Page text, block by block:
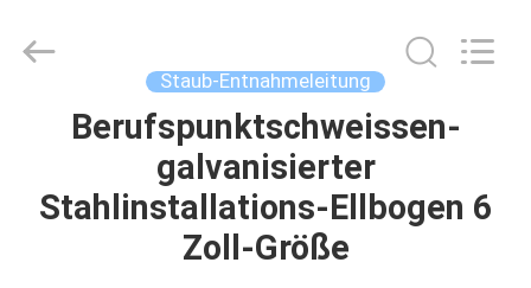
HEIM
PRODUKTE
CO.,LTD.
Staub-Entnahmeleitung
Berufspunktschweissen-
galvanisierter
Stahlinstallations-Ellbogen 6
Zoll-Größe